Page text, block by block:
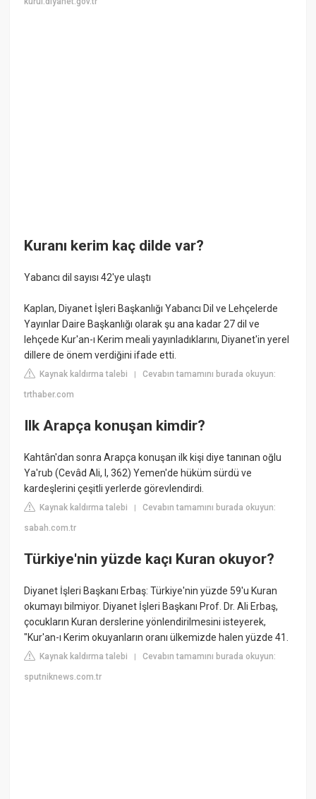
Kuranı kerim kaç dilde var?
Yabancı dil sayısı 42'ye ulaştı
Kaplan, Diyanet İşleri Başkanlığı Yabancı Dil ve Lehçelerde
Yayınlar Daire Başkanlığı olarak şu ana kadar 27 dil ve
lehçede Kur'an-ı Kerim meali yayınladıklarını, Diyanet'in yerel
dillere de önem verdiğini ifade etti.
Kaynak kaldırma talebi |Cevabın tamamını burada okuyun:
trthaber.com
Ilk Arapça konuşan kimdir?
Kahtân'dan sonra Arapça konuşan ilk kişi diye tanınan oğlu
Ya'rub (Cevâd Ali, I, 362) Yemen'de hüküm sürdü ve
kardeşlerini çeşitli yerlerde görevlendirdi.
Kaynak kaldırma talebi |Cevabın tamamını burada okuyun:
sabah.com.tr
Türkiye'nin yüzde kaçı Kuran okuyor?
Diyanet İşleri Başkanı Erbaş: Türkiye'nin yüzde 59'u Kuran
okumayı bilmiyor. Diyanet İşleri Başkanı Prof. Dr. Ali Erbaş,
çocukların Kuran derslerine yönlendirilmesini isteyerek,
"Kur'an-ı Kerim okuyanların oranı ülkemizde halen yüzde 41.
Kaynak kaldırma talebi |Cevabın tamamını burada okuyun:
sputniknews.com.tr